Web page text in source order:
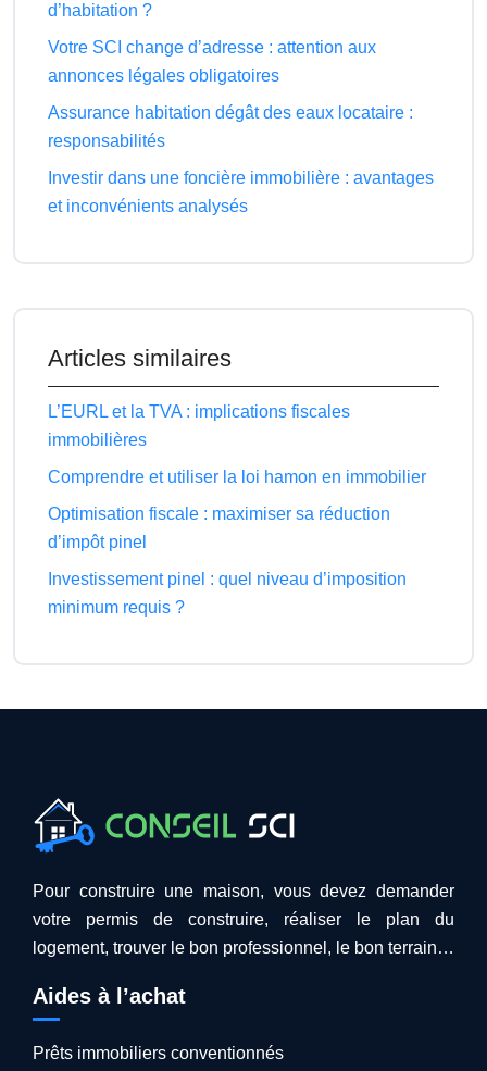
d’habitation ?
Votre SCI change d’adresse : attention aux
annonces légales obligatoires
Assurance habitation dégât des eaux locataire :
responsabilités
Investir dans une foncière immobilière : avantages
et inconvénients analysés
Articles similaires
L’EURL et la TVA : implications fiscales
immobilières
Comprendre et utiliser la loi hamon en immobilier
Optimisation fiscale : maximiser sa réduction
d’impôt pinel
Investissement pinel : quel niveau d’imposition
minimum requis ?
Pour construire une maison, vous devez demander
votre permis de construire, réaliser le plan du
logement, trouver le bon professionnel, le bon terrain…
Aides à l’achat
Prêts immobiliers conventionnés